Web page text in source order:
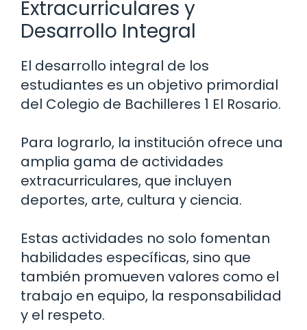
Extracurriculares y
Desarrollo Integral
El desarrollo integral de los
estudiantes es un objetivo primordial
del Colegio de Bachilleres 1 El Rosario.
Para lograrlo, la institución ofrece una
amplia gama de actividades
extracurriculares, que incluyen
deportes, arte, cultura y ciencia.
Estas actividades no solo fomentan
habilidades específicas, sino que
también promueven valores como el
trabajo en equipo, la responsabilidad
y el respeto.